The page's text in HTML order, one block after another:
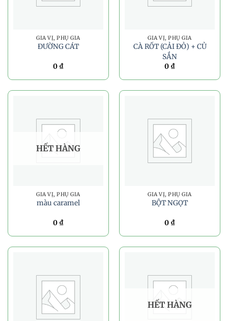
GIA VỊ, PHỤ GIA
ĐƯỜNG CÁT
0 ₫
GIA VỊ, PHỤ GIA
CÀ RỐT (CẢI ĐỎ) + CỦ
SẮN
0 ₫
HẾT HÀNG
GIA VỊ, PHỤ GIA
màu caramel
0 ₫
GIA VỊ, PHỤ GIA
BỘT NGỌT
0 ₫
HẾT HÀNG